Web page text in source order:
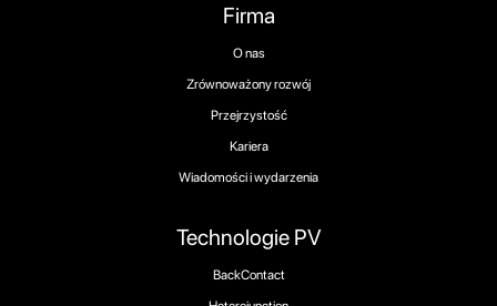
Technologie PV
BackContact
Firma
O nas
Zrównoważony rozwój
Przejrzystość
Kariera
Wiadomości i wydarzenia